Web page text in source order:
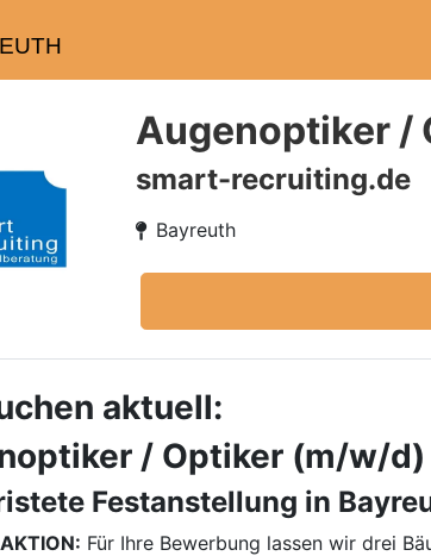
Augenoptiker /
smart-recruiting.de
Bayreuth
aktuell:
/ Optiker (m/w/d)
Festanstellung in
Für Ihre Bewerbung lassen wir drei